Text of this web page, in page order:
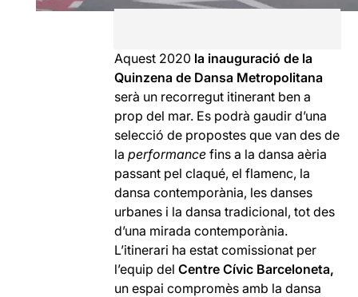
Aquest 2020 la inauguració de la
Quinzena de Dansa Metropolitana
serà un recorregut itinerant ben a
prop del mar. Es podrà gaudir d’una
selecció de propostes que van des de
laperformance fins a la dansa aèria
passant pel claqué, el flamenc, la
dansa contemporània, les danses
urbanes i la dansa tradicional, tot des
d’una mirada contemporània.
L’itinerari ha estat comissionat per
l’equip delCentre Cívic Barceloneta,
un espai compromès amb la dansa